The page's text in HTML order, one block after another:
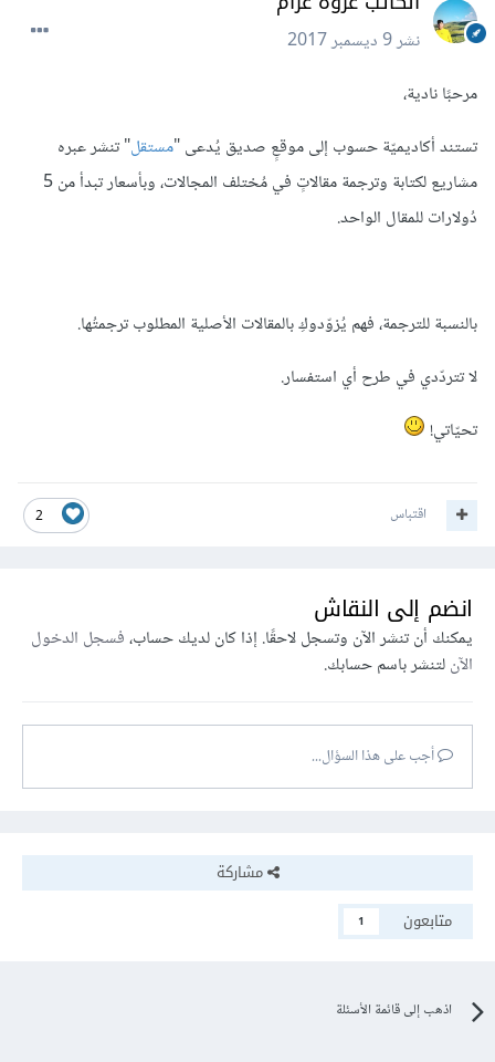
نشر9 ديسمبر 2017
مرحبًا نادية،
تستند أكاديميّة حسوب إلى موقعٍ صديق يُدعى "مستقل" تنشر عبره
مشاريع لكتابة وترجمة مقالاتٍ في مُختلف المجالات، وبأسعار تبدأ من 5
دُولارات للمقال الواحد.
بالنسبة للترجمة، فهم يُزوّدوكِ بالمقالات الأصلية المطلوب ترجمتُها.
لا تتردّدي في طرح أي استفسار.
تحيّاتي!
2 اقتباس
انضم إلى النقاش
يمكنك أن تنشر الآن وتسجل لاحقًا. إذا كان لديك حساب،فسجل الدخول
الآنلتنشر باسم حسابك.
أجب على هذا السؤال...
مشاركة
متابعون
1
اذهب إلى قائمة الأسئلة